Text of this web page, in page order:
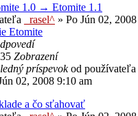
1.0 → Etomite 1.1
_rasel^ » Po Jún 02,
Etomite
Zobrazení
príspevokod používateľa
02, 2008 9:10 am
a čo sťahovať